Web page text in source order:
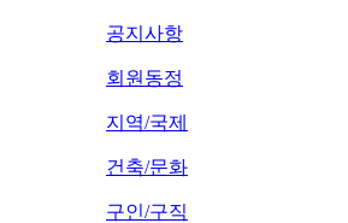
공지사항
회원동정
지역/국제
건축/문화
구인/구직